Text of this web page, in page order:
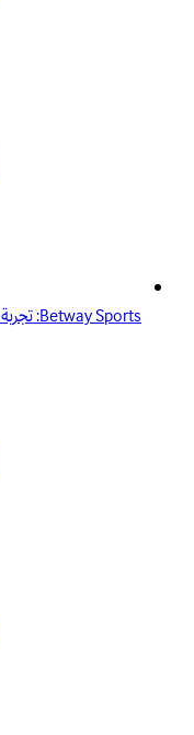
Betway Sports: تجربة المراهنات الرياضية الأفضل على الإنترنت